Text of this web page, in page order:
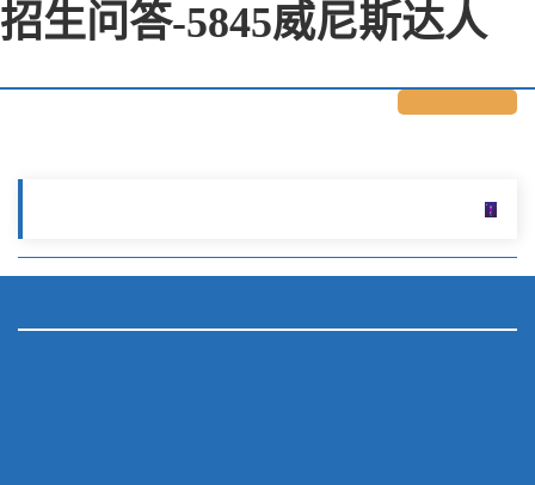
招生问答-5845威尼斯达人